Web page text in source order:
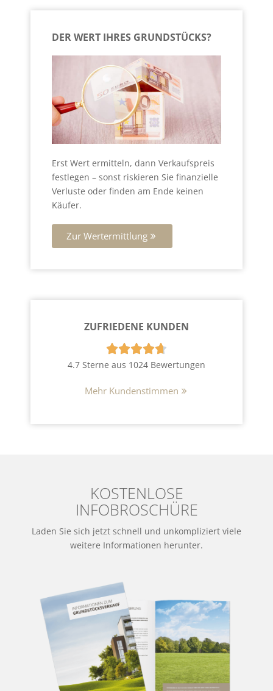
DER WERT IHRES GRUNDSTÜCKS?
Erst Wert ermitteln, dann Verkaufspreis
festlegen – sonst riskieren Sie finanzielle
Verluste oder finden am Ende keinen
Käufer.
Zur Wertermittlung
ZUFRIEDENE KUNDEN

4.7 Sterne aus 1024 Bewertungen
Mehr Kundenstimmen
KOSTENLOSE
INFOBROSCHÜRE
Laden Sie sich jetzt schnell und unkompliziert viele
weitere Informationen herunter.